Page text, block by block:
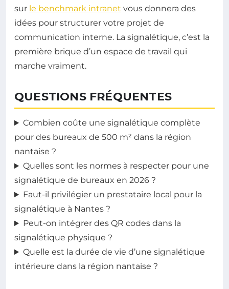
sur le benchmark intranet vous donnera des
idées pour structurer votre projet de
communication interne. La signalétique, c’est la
première brique d’un espace de travail qui
marche vraiment.
QUESTIONS FRÉQUENTES
Combien coûte une signalétique complète
pour des bureaux de 500 m² dans la région
nantaise ?
Quelles sont les normes à respecter pour une
signalétique de bureaux en 2026 ?
Faut-il privilégier un prestataire local pour la
signalétique à Nantes ?
Peut-on intégrer des QR codes dans la
signalétique physique ?
Quelle est la durée de vie d’une signalétique
intérieure dans la région nantaise ?